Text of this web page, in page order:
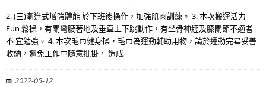
2. (三)漸進式增強體能 於下班後操作，加強肌肉訓練。 3. 本次搬運活力
Fun 鬆操，有關彎腰著地及垂直上下跳動作，有坐骨神經及膝關節不適者
不 宜勉強。 4. 本次毛巾健身操，毛巾為運動輔助用物，請於運動完畢妥善
收納，避免工作中隨意批掛， 造成
2022-05-12